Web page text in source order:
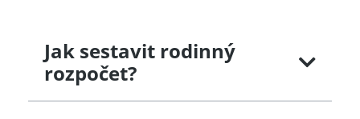
Jak sestavit rodinný
rozpočet?